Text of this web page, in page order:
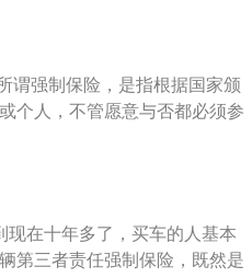
谓强制保险，是指根据国家颁
个人，不管愿意与否都必须参
者责任强制保险规定为强制
定，除法律、行政法规规定
制他人订立保险合同。
在十年多了，买车的人基本
第三者责任强制保险，既然是